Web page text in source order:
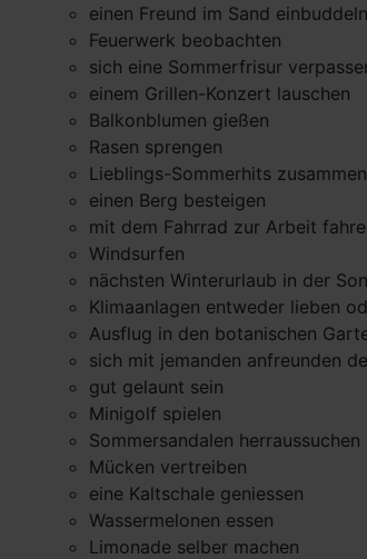
einen Freund im Sand einbuddeln
Feuerwerk beobachten
sich eine Sommerfrisur
einem Grillen-Konzert lauschen
Balkonblumen gießen
Rasen sprengen
Lieblings-Sommerhits
einen Berg besteigen
mit dem Fahrrad zur Arbeit
Windsurfen
nächsten Winterurlaub in der
Klimaanlagen entweder lieben
Ausflug in den botanischen
sich mit jemanden anfreunden
gut gelaunt sein
Minigolf spielen
Sommersandalen herraussuchen
Mücken vertreiben
eine Kaltschale geniessen
Wassermelonen essen
Limonade selber machen